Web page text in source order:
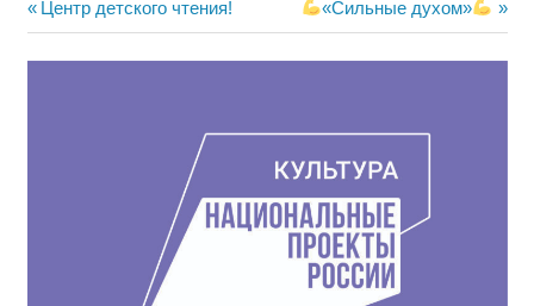
Навигация
по
Предыдущая
запись:
Центр детского чтения!
Следующая
запись:
«Сильные духом»